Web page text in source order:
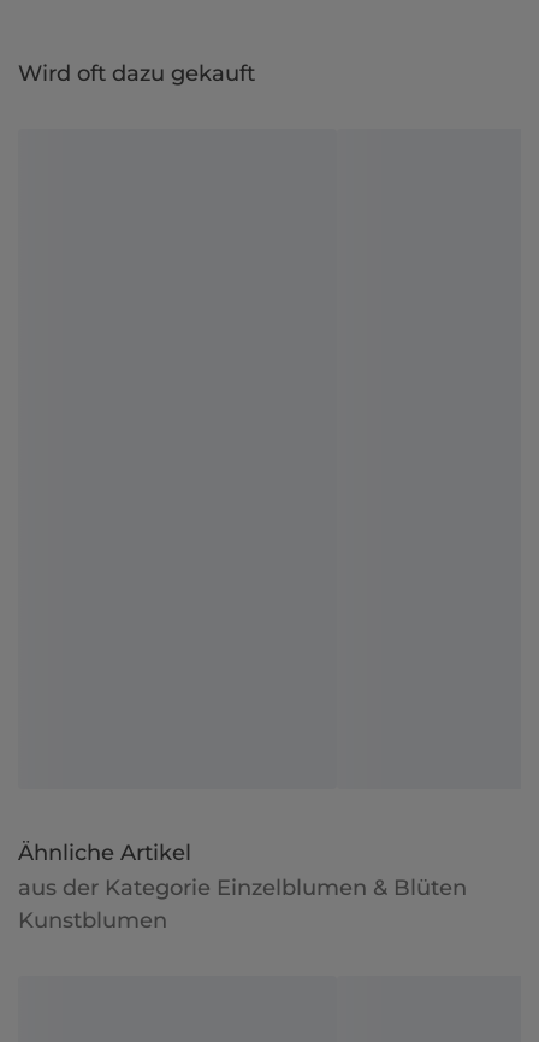
Wird oft dazu gekauft
Ähnliche Artikel
aus der Kategorie Einzelblumen & Blüten
Kunstblumen